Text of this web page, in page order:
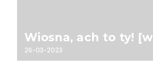
Wiosna, ach to ty!
26-03-2023